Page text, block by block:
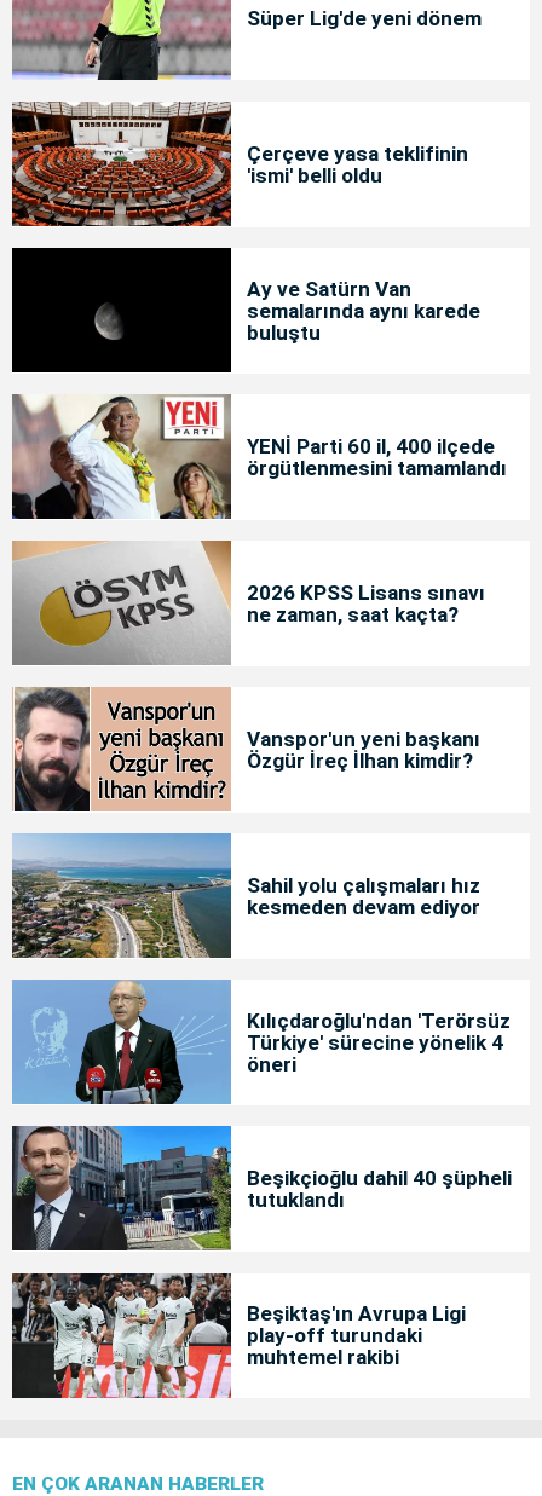
Süper Lig'de yeni dönem
Çerçeve yasa teklifinin
'ismi' belli oldu
Ay ve Satürn Van
semalarında aynı karede
buluştu
YENİ Parti 60 il, 400 ilçede
örgütlenmesini tamamlandı
2026 KPSS Lisans sınavı
ne zaman, saat kaçta?
Vanspor'un yeni başkanı
Özgür İreç İlhan kimdir?
Sahil yolu çalışmaları hız
kesmeden devam ediyor
Kılıçdaroğlu'ndan 'Terörsüz
Türkiye' sürecine yönelik 4
öneri
Beşikçioğlu dahil 40 şüpheli
tutuklandı
Beşiktaş'ın Avrupa Ligi
play-off turundaki
muhtemel rakibi
EN ÇOK ARANAN HABERLER